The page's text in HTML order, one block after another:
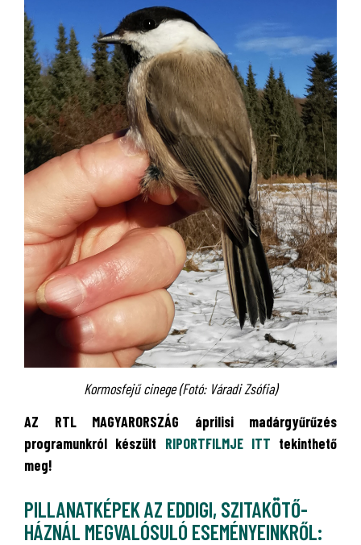
Kormosfejű cinege (Fotó: Váradi Zsófia)
AZ RTL MAGYARORSZÁG áprilisi madárgyűrűzés
programunkról készült RIPORTFILMJE ITT tekinthető
meg!
PILLANATKÉPEK AZ EDDIGI, SZITAKÖTŐ-
HÁZNÁL MEGVALÓSULÓ ESEMÉNYEINKRŐL: